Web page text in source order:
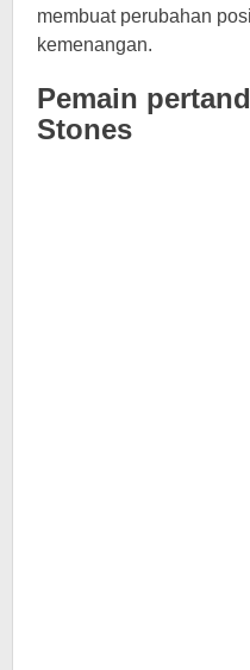
membuat perubahan
kemenangan.
Pemain
Stones